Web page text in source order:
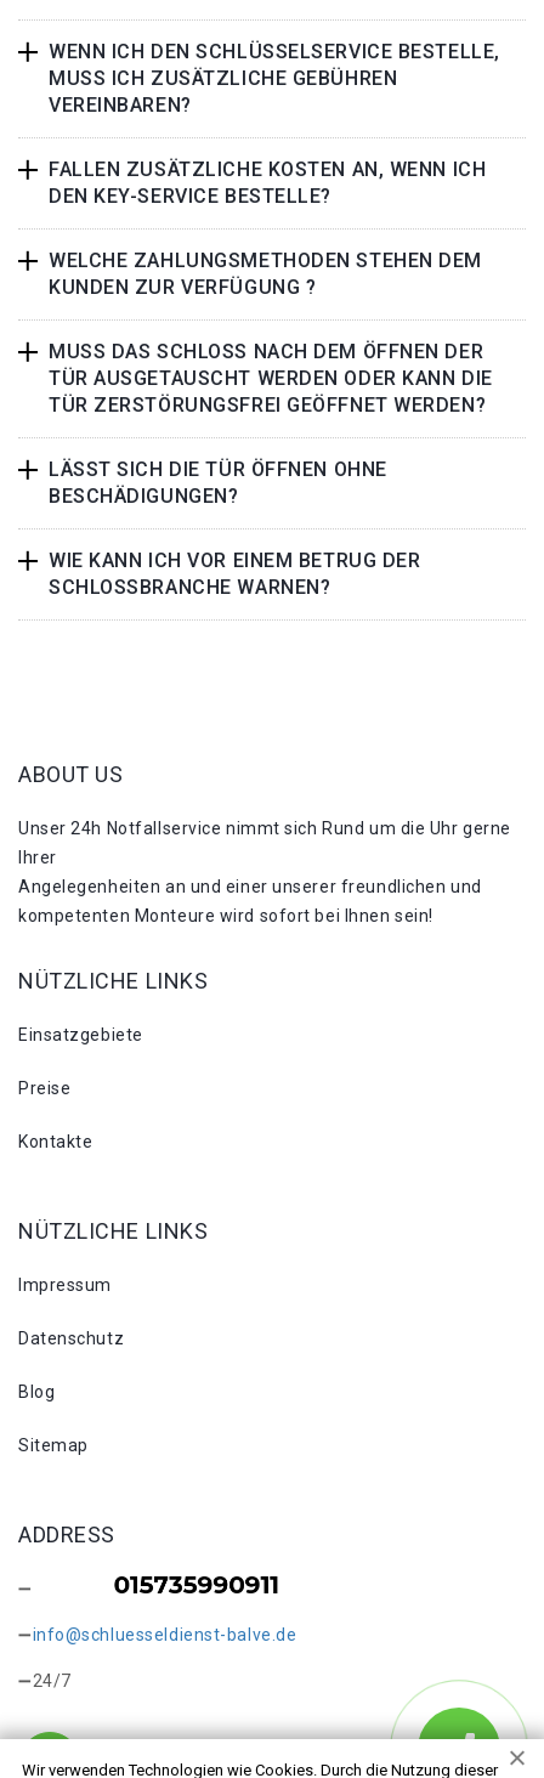
WENN ICH DEN SCHLÜSSELSERVICE BESTELLE,
MUSS ICH ZUSÄTZLICHE GEBÜHREN
VEREINBAREN?
FALLEN ZUSÄTZLICHE KOSTEN AN, WENN ICH
DEN KEY-SERVICE BESTELLE?
WELCHE ZAHLUNGSMETHODEN STEHEN DEM
KUNDEN ZUR VERFÜGUNG ?
MUSS DAS SCHLOSS NACH DEM ÖFFNEN DER
TÜR AUSGETAUSCHT WERDEN ODER KANN DIE
TÜR ZERSTÖRUNGSFREI GEÖFFNET WERDEN?
LÄSST SICH DIE TÜR ÖFFNEN OHNE
BESCHÄDIGUNGEN?
WIE KANN ICH VOR EINEM BETRUG DER
SCHLOSSBRANCHE WARNEN?
Wir verwenden Technologien wie Cookies. Durch die Nutzung dieser
ABOUT US
Unser 24h Notfallservice nimmt sich Rund um die Uhr gerne
Ihrer
Angelegenheiten an und einer unserer freundlichen und
kompetenten Monteure wird sofort bei Ihnen sein!
NÜTZLICHE LINKS
Einsatzgebiete
Preise
Kontakte
NÜTZLICHE LINKS
Impressum
Datenschutz
Blog
Sitemap
ADDRESS
info@schluesseldienst-balve.de
24/7